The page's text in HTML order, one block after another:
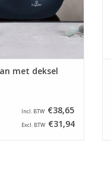
met deksel
Incl. BTW €38,65
Excl. BTW €31,94